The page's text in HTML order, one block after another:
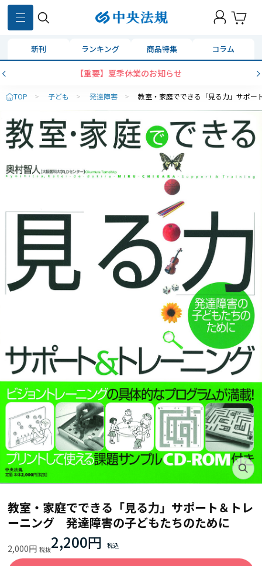
新刊 ランキング 商品特集 コラム
【重要】夏季休業のお知らせ
TOP > 子ども > 発達障害 > 教室・家庭でできる「見る力」サポ
教室・家庭でできる「見る力」サポート＆トレ
ーニング 発達障害の子どもたちのために
2,000円 2,200円